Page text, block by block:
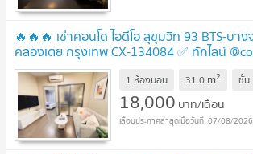
🔥🔥🔥 เช่าคอนโด ไอดีโอ สุขุมวิท 93 BTS-บาง
คลองเตย กรุงเทพ CX-134084 ✅ ทักไลน์
ตอบทันที ทีมงานมืออาชีพ ✅ 🔥🔥🔥
1 ห้องนอน 31.0 m2 ชั้น
18,000 บาท/เดือน
07/08/